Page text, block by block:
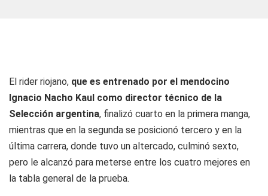
El rider riojano, que es entrenado por el mendocino
Ignacio Nacho Kaul como director técnico de la
Selección argentina, finalizó cuarto en la primera manga,
mientras que en la segunda se posicionó tercero y en la
última carrera, donde tuvo un altercado, culminó sexto,
pero le alcanzó para meterse entre los cuatro mejores en
la tabla general de la prueba.